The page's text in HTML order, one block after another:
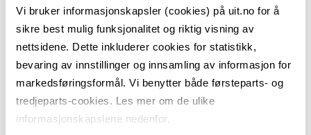
Vi bruker informasjonskapsler (cookies) på uit.no for å
sikre best mulig funksjonalitet og riktig visning av
nettsidene. Dette inkluderer cookies for statistikk,
bevaring av innstillinger og innsamling av informasjon for
markedsføringsformål. Vi benytter både førsteparts- og
tredjeparts-cookies. Les mer om de ulike
informasjonskapslene nedenfor.
medisin.
Se ogsåher
Publikasjoner:
Thimm, J. C., Kristoffersen, A. E., & Ringberg, U.